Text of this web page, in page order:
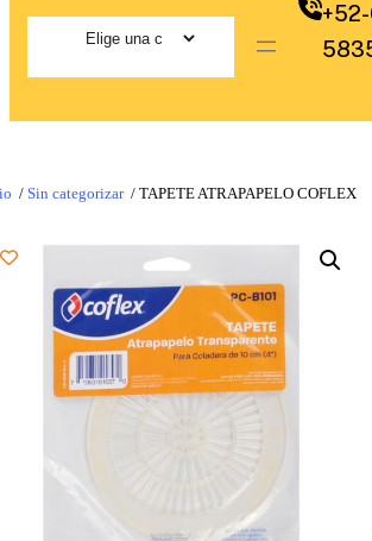
+52-
/ Sin categorizar / TAPETE ATRAPAPELO COFLEX